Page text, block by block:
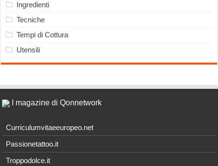
Ingredienti
Tecniche
Tempi di Cottura
Utensili
I magazine di Qonnetwork
Curriculumvitaeeuropeo.net
Passionetattoo.it
Troppodolce.it